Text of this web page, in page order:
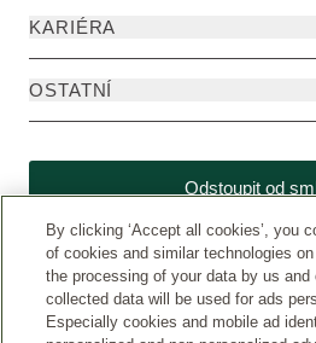
KARIÉRA
OSTATNÍ
Odstoupit od
By clicking ‘Accept all cookies’, you
of cookies and similar technologies
the processing of your data by us and
collected data will be used for ads
Especially cookies and mobile ad